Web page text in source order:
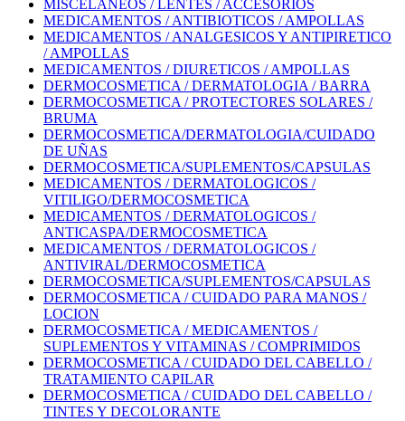
MISCELANEOS / LENTES / ACCESORIOS
MEDICAMENTOS / ANTIBIOTICOS / AMPOLLAS
MEDICAMENTOS / ANALGESICOS Y ANTIPIRETICO
/ AMPOLLAS
MEDICAMENTOS / DIURETICOS / AMPOLLAS
DERMOCOSMETICA / DERMATOLOGIA / BARRA
DERMOCOSMETICA / PROTECTORES SOLARES /
BRUMA
DERMOCOSMETICA/DERMATOLOGIA/CUIDADO
DE UÑAS
DERMOCOSMETICA/SUPLEMENTOS/CAPSULAS
MEDICAMENTOS / DERMATOLOGICOS /
VITILIGO/DERMOCOSMETICA
MEDICAMENTOS / DERMATOLOGICOS /
ANTICASPA/DERMOCOSMETICA
MEDICAMENTOS / DERMATOLOGICOS /
ANTIVIRAL/DERMOCOSMETICA
DERMOCOSMETICA/SUPLEMENTOS/CAPSULAS
DERMOCOSMETICA / CUIDADO PARA MANOS /
LOCION
DERMOCOSMETICA / MEDICAMENTOS /
SUPLEMENTOS Y VITAMINAS / COMPRIMIDOS
DERMOCOSMETICA / CUIDADO DEL CABELLO /
TRATAMIENTO CAPILAR
DERMOCOSMETICA / CUIDADO DEL CABELLO /
TINTES Y DECOLORANTE